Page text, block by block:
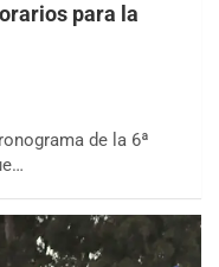
para la
de la 6ª